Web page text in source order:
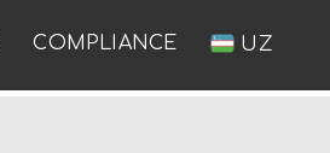
COMPLIANCE UZ